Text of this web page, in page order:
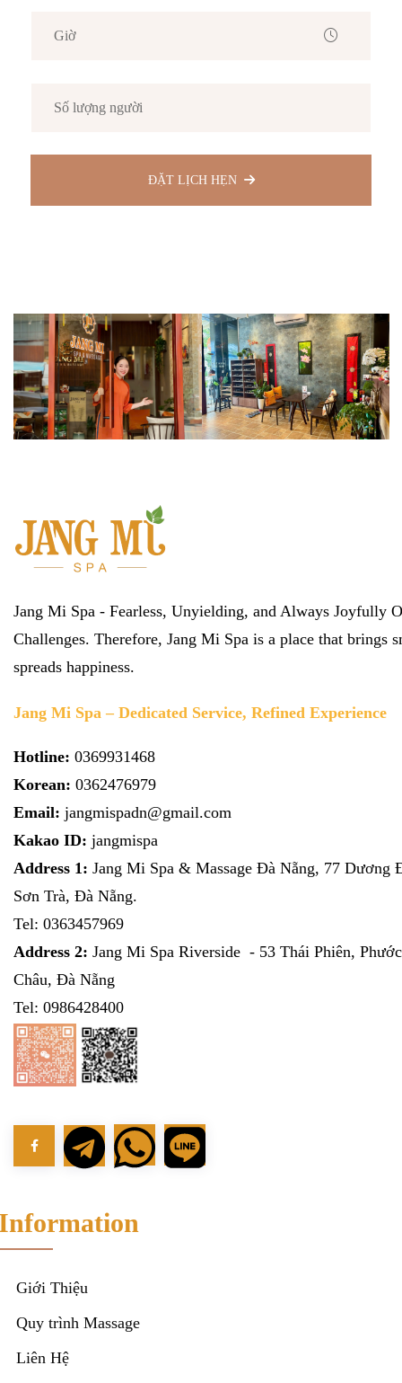
ĐẶT LỊCH HẸN
Jang Mi Spa - Fearless, Unyielding, and Always Joyfully
Challenges. Therefore, Jang Mi Spa is a place that brings
spreads happiness.
Jang Mi Spa – Dedicated Service, Refined Experience
Hotline: 0369931468
Korean: 0362476979
Email: jangmispadn@gmail.com
Kakao ID: jangmispa
Address 1: Jang Mi Spa & Massage Đà Nẵng, 77 Dương
Sơn Trà, Đà Nẵng.
Tel: 0363457969
Address 2: Jang Mi Spa Riverside - 53 Thái Phiên,
Châu, Đà Nẵng
Tel: 0986428400
Giới Thiệu
Quy trình Massage
Liên Hệ